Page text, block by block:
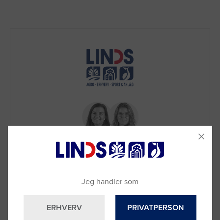
Brug for hjælp?
Jeg handler som
ERHVERV PRIVATPERSON